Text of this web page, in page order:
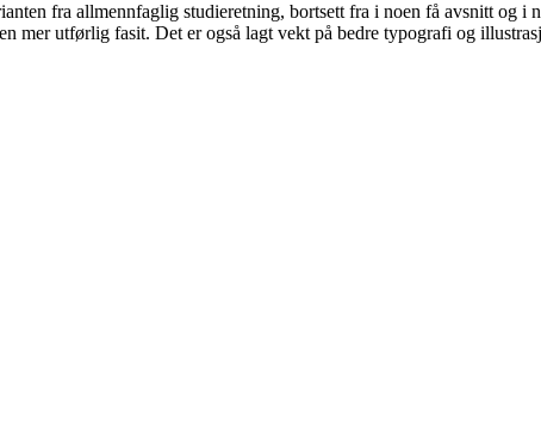
fra allmennfaglig studieretning, bortsett fra i noen få avsnitt og i
mer utførlig fasit. Det er også lagt vekt på bedre typografi og